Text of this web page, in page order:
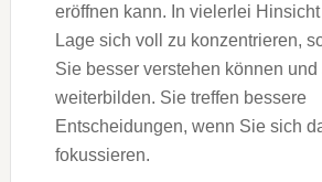
eröffnen kann. In vielerlei
Lage sich voll zu konzentrieren,
Sie besser verstehen können
weiterbilden. Sie treffen bessere
Entscheidungen, wenn Sie sich
fokussieren.